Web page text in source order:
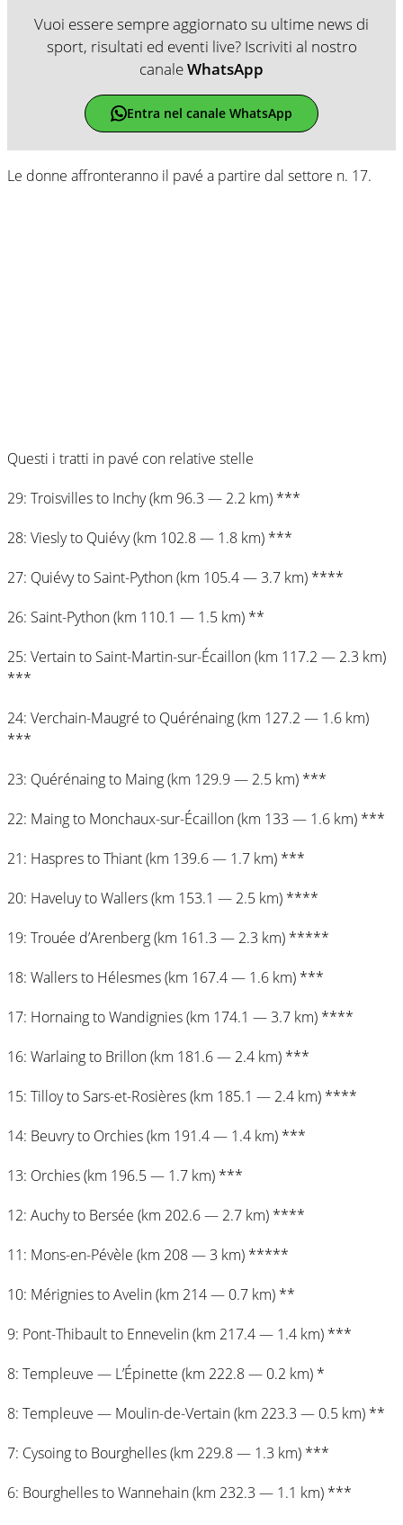
Vuoi essere sempre aggiornato su ultime news di
sport, risultati ed eventi live? Iscriviti al nostro
canaleWhatsApp
Entra nel canale WhatsApp
Le donne affronteranno il pavé a partire dal settore n. 17.
Questi i tratti in pavé con relative stelle
29: Troisvilles to Inchy (km 96.3 — 2.2 km) ***
28: Viesly to Quiévy (km 102.8 — 1.8 km) ***
27: Quiévy to Saint-Python (km 105.4 — 3.7 km) ****
26: Saint-Python (km 110.1 — 1.5 km) **
25: Vertain to Saint-Martin-sur-Écaillon (km 117.2 — 2.3 km)
***
24: Verchain-Maugré to Quérénaing (km 127.2 — 1.6 km)
***
23: Quérénaing to Maing (km 129.9 — 2.5 km) ***
22: Maing to Monchaux-sur-Écaillon (km 133 — 1.6 km) ***
21: Haspres to Thiant (km 139.6 — 1.7 km) ***
20: Haveluy to Wallers (km 153.1 — 2.5 km) ****
19: Trouée d’Arenberg (km 161.3 — 2.3 km) *****
18: Wallers to Hélesmes (km 167.4 — 1.6 km) ***
17: Hornaing to Wandignies (km 174.1 — 3.7 km) ****
16: Warlaing to Brillon (km 181.6 — 2.4 km) ***
15: Tilloy to Sars-et-Rosières (km 185.1 — 2.4 km) ****
14: Beuvry to Orchies (km 191.4 — 1.4 km) ***
13: Orchies (km 196.5 — 1.7 km) ***
12: Auchy to Bersée (km 202.6 — 2.7 km) ****
11: Mons-en-Pévèle (km 208 — 3 km) *****
10: Mérignies to Avelin (km 214 — 0.7 km) **
9: Pont-Thibault to Ennevelin (km 217.4 — 1.4 km) ***
8: Templeuve — L’Épinette (km 222.8 — 0.2 km) *
8: Templeuve — Moulin-de-Vertain (km 223.3 — 0.5 km) **
7: Cysoing to Bourghelles (km 229.8 — 1.3 km) ***
6: Bourghelles to Wannehain (km 232.3 — 1.1 km) ***